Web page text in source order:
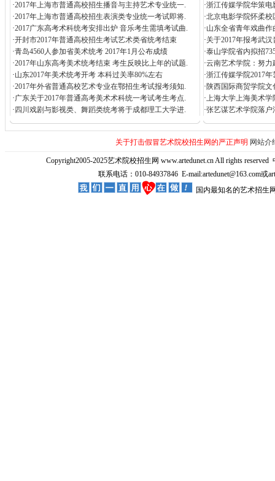
·2017年上海市普通高校招生播音与主持艺术专业统一.
·2017年上海市普通高校招生表演类专业统一考试即将.
·2017广东高考术科统考安排出炉 音乐考生需填考试曲.
·开封市2017年普通高校招生考试艺术类省统考结束
·青岛4560人参加省美术统考 2017年1月公布成绩
·2017年山东高考美术统考结束 考生反映比上年的试题.
·山东2017年美术统考开考 本科过关率80%左右
·2017年外省普通高校艺术专业在鄂招生考试报考须知.
·广东关于2017年普通高考美术术科统一考试考生考点.
· 四川戏剧与影视类、舞蹈类统考将于成都理工大学进.
·浙江传媒学院华策电
·北京电影学院怀柔校
·山东全省青年戏曲
·关于2017年报考武
·泰山学院省内拟招
·云南艺术学院：努
·浙江传媒学院2017
·陕西国际商贸学院
·上海大学上海美术
·张艺谋艺术学院落
关于打击假冒艺术院校招生网的严正声明 网站介
Copyright2005-2025艺术院校招生网 www.artedunet.cn All rights reserved
联系电话：010-84937846 E-mail:artedunet@163.com或
国内最知名的艺术招生